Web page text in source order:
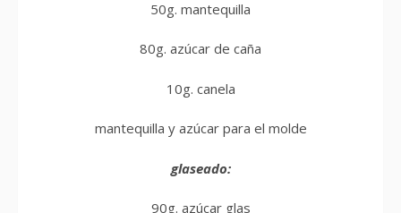
50g. mantequilla
80g. azúcar de caña
10g. canela
mantequilla y azúcar para el molde
glaseado:
90g. azúcar glas